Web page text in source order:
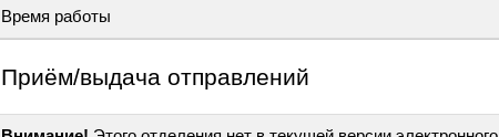
Время работы
Приём/выдача отправлений